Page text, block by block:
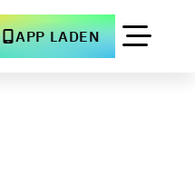
APP LADEN